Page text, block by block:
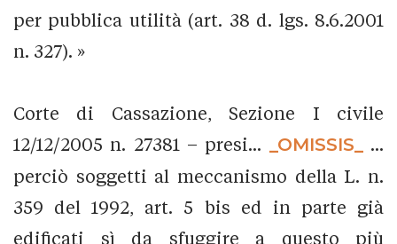
per pubblica utilità (art. 38 d. lgs. 8.6.2001
n. 327). »
Corte di Cassazione, Sezione I civile
12/12/2005 n. 27381 – presi...
_OMISSIS_
...
perciò soggetti al meccanismo della L. n.
359 del 1992, art. 5 bis ed in parte già
edificati sì da sfuggire a questo più